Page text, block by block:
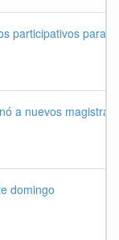
participativos para
a nuevos
domingo